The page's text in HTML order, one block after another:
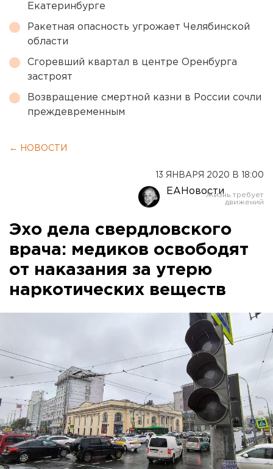
Екатеринбурге
Ракетная опасность угрожает Челябинской
области
Сгоревший квартал в центре Оренбурга
застроят
Возвращение смертной казни в России сочли
преждевременным
← НОВОСТИ
13 ЯНВАРЯ 2020 В 18:00
ЕАНовости
Эхо дела свердловского
врача: медиков освободят
от наказания за утерю
наркотических веществ